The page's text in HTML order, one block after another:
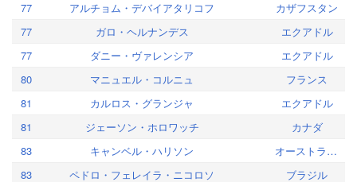
77
アルチョム・デバイアタリコフ
カザフスタン
77
ガロ・ヘルナンデス
エクアドル
77
ダニー・ヴァレンシア
エクアドル
80
マニュエル・コルニュ
フランス
81
カルロス・グランジャ
エクアドル
81
ジェーソン・ホロワッチ
カナダ
83
キャンベル・ハリソン
オーストラリア
83
ペドロ・フェレイラ・ニコロソ
ブラジル